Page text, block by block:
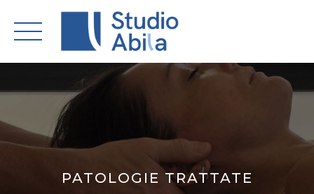
content
PATOLOGIE TRATTATE